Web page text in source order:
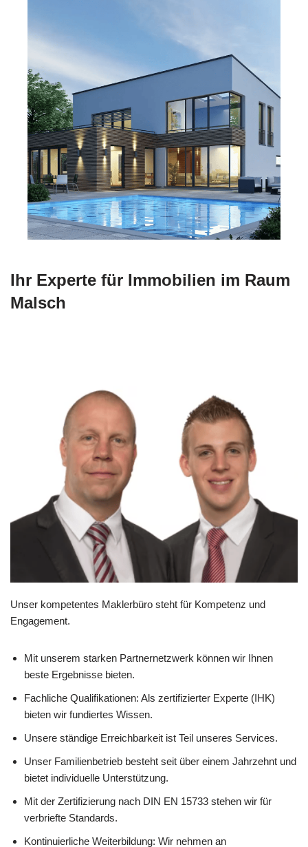
Ihr Experte für Immobilien im Raum
Malsch
Unser kompetentes Maklerbüro steht für Kompetenz und
Engagement.
Mit unserem starken Partnernetzwerk können wir Ihnen
beste Ergebnisse bieten.
Fachliche Qualifikationen: Als zertifizierter Experte (IHK)
bieten wir fundiertes Wissen.
Unsere ständige Erreichbarkeit ist Teil unseres Services.
Unser Familienbetrieb besteht seit über einem Jahrzehnt und
bietet individuelle Unterstützung.
Mit der Zertifizierung nach DIN EN 15733 stehen wir für
verbriefte Standards.
Kontinuierliche Weiterbildung: Wir nehmen an